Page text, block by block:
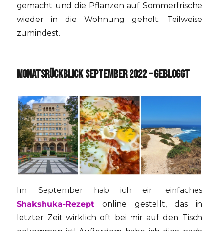
gemacht und die Pflanzen auf Sommerfrische
wieder in die Wohnung geholt. Teilweise
zumindest.
MONATSRÜCKBLICK SEPTEMBER 2022 – GEBLOGGT
Im September hab ich ein einfaches
Shakshuka-Rezept online gestellt, das in
letzter Zeit wirklich oft bei mir auf den Tisch